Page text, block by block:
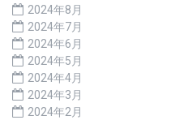
2024年8月
2024年7月
2024年6月
2024年5月
2024年4月
2024年3月
2024年2月